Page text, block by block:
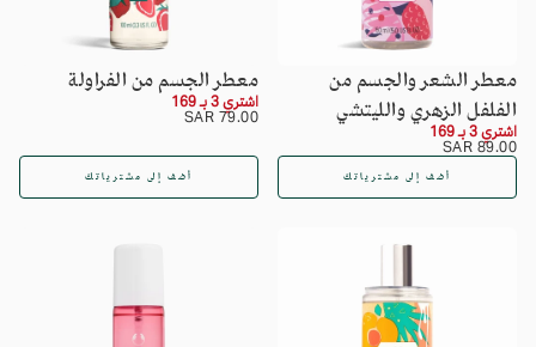
معطر الشعر والجسم من
الفلفل الزهري والليتشي
اشتري 3 بـ 169
89.00
SAR
السعر
العادي
89.00 SAR
أضف إلى مشترياتك
معطر الجسم من الفراولة
اشتري 3 بـ 169
79.00
السعر
79.00 SAR
أضف إلى مشترياتك